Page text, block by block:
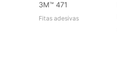
3M™ 471
Fitas adesivas